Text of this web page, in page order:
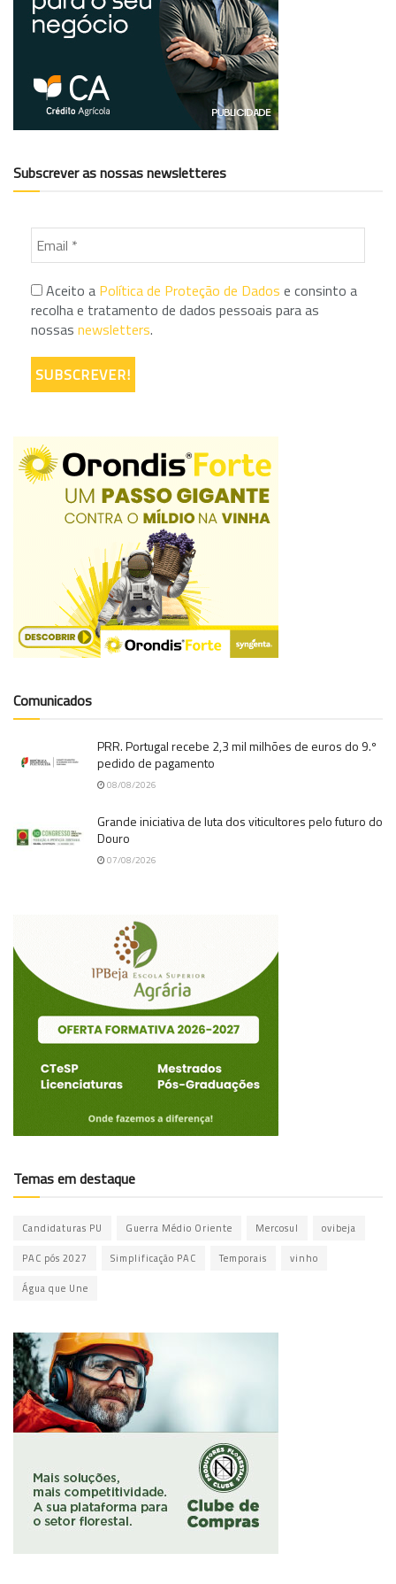
Subscrever as nossas newsletteres
Aceito a Política de Proteção de Dados e consinto a
recolha e tratamento de dados pessoais para as
nossas newsletters.
Comunicados
PRR. Portugal recebe 2,3 mil milhões de euros do 9.º
pedido de pagamento
08/08/2026
Grande iniciativa de luta dos viticultores pelo futuro do
Douro
07/08/2026
Temas em destaque
Candidaturas PU Guerra Médio Oriente Mercosul ovibeja
PAC pós 2027 Simplificação PAC Temporais vinho
Água que Une